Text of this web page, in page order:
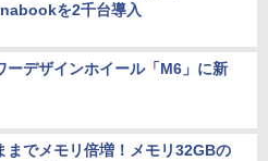
を2千台導入
ーデザインホイール「M6」に新
までメモリ倍増！メモリ32GBの